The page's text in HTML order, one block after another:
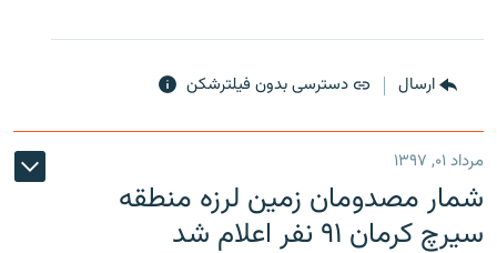
ارسال دسترسی بدون فیلترشکن
مرداد ۰۱, ۱۳۹۷
شمار مصدومان زمین لرزه منطقه
سیرچ کرمان ۹۱ نفر اعلام شد